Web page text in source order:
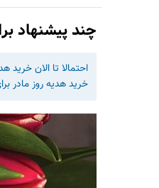
چند پیشنهاد
احتمالا تا الان
خرید هدیه روز مادر